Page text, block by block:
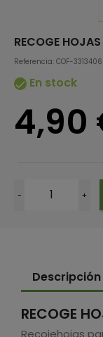
RECOGE
Referencia: COF-
 En stock
4,90
- +
Descripción
RECOGE
Recojehojas